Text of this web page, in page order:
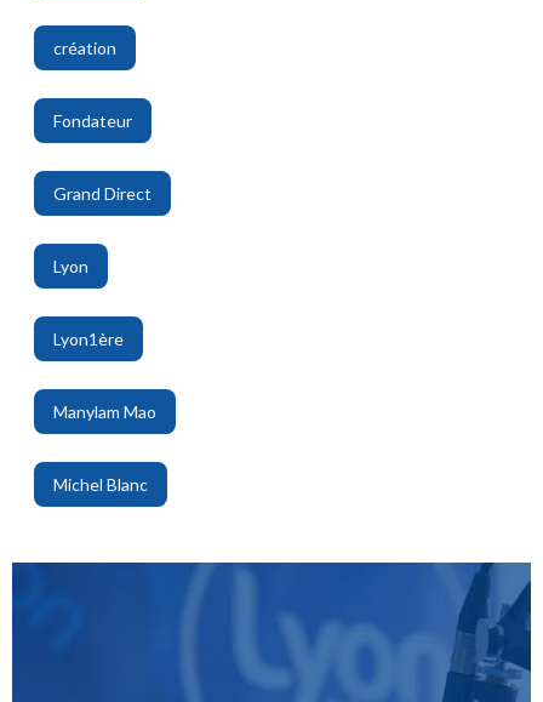
création
,
Fondateur
,
Grand Direct
,
Lyon
,
Lyon1ère
,
Manylam Mao
,
Michel Blanc